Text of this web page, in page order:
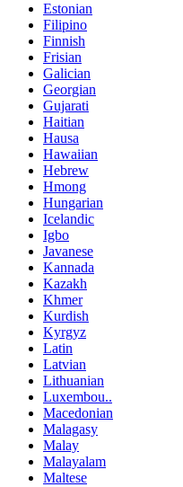
Estonian
Filipino
Finnish
Frisian
Galician
Georgian
Gujarati
Haitian
Hausa
Hawaiian
Hebrew
Hmong
Hungarian
Icelandic
Igbo
Javanese
Kannada
Kazakh
Khmer
Kurdish
Kyrgyz
Latin
Latvian
Lithuanian
Luxembou..
Macedonian
Malagasy
Malay
Malayalam
Maltese